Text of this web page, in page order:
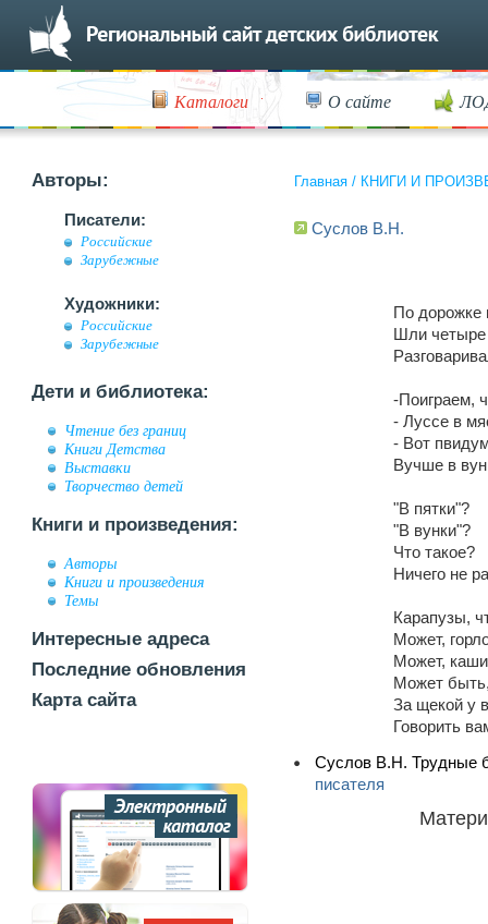
Каталоги О сайте
Авторы:
Писатели:
Российские
Зарубежные
Художники:
Российские
Зарубежные
Дети и библиотека:
Чтение без границ
Книги Детства
Выставки
Творчество детей
Книги и произведения:
Авторы
Книги и произведения
Темы
Интересные адреса
Последние обновления
Карта сайта
Главная / КНИГИ И
Суслов В.Н.
По дорожке
Шли
-Поиграем,
- Луссе в
- Вот
Вучше в
"В пятки"?
"В вунки"?
Что такое?
Ничего не
Карапузы,
Может,
Может,
Может
За щекой у
Говорить
Суслов В.Н. Трудные
писателя